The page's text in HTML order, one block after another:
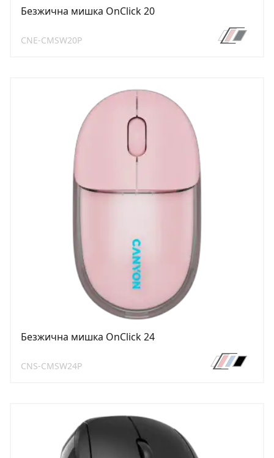
Безжична мишка OnClick 20
CNE-CMSW20P
Безжична мишка OnClick 24
CNS-CMSW24P